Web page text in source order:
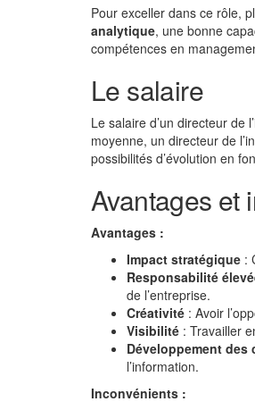
Pour exceller dans ce rôle,
analytique, une bonne
compétences en
Le salaire
Le salaire d’un directeur de
moyenne, un directeur de
possibilités d’évolution en
Avantages et
Avantages :
Impact stratégique :
Responsabilité
de l’entreprise.
Créativité : Avoir
Visibilité : Travailler
Développement des
l’information.
Inconvénients :